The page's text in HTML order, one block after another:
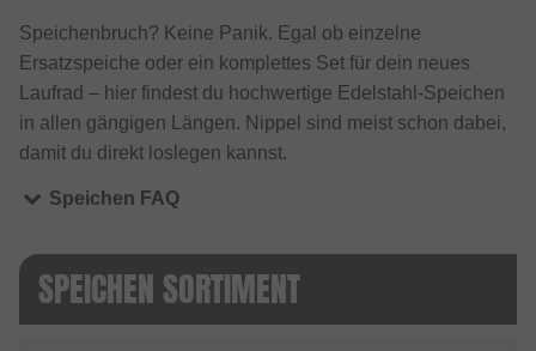
Speichenbruch? Keine Panik. Egal ob einzelne
Ersatzspeiche oder ein komplettes Set für dein neues
Laufrad – hier findest du hochwertige Edelstahl-Speichen
in allen gängigen Längen. Nippel sind meist schon dabei,
damit du direkt loslegen kannst.
Speichen FAQ
SPEICHEN SORTIMENT